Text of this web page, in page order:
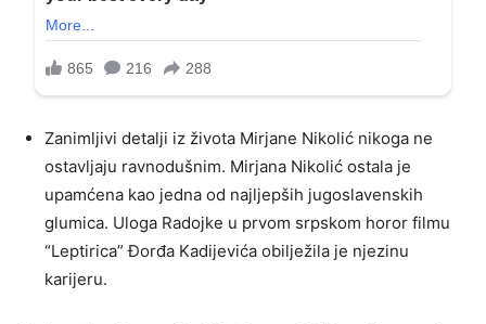
Zanimljivi detalji iz života Mirjane Nikolić nikoga ne
ostavljaju ravnodušnim. Mirjana Nikolić ostala je
upamćena kao jedna od najljepših jugoslavenskih
glumica. Uloga Radojke u prvom srpskom horor filmu
“Leptirica” Đorđa Kadijevića obilježila je njezinu
karijeru.